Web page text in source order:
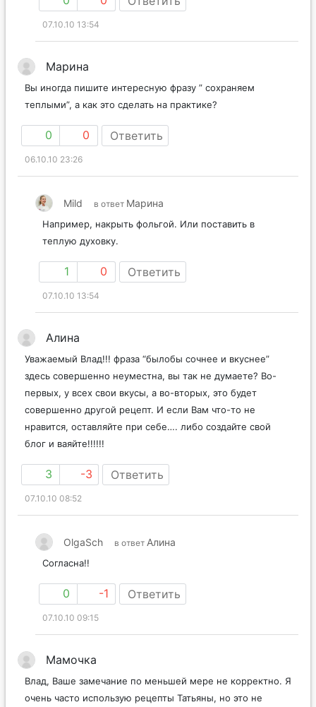
07.10.10 13:54
Марина
Вы иногда пишите интересную фразу ” сохраняем
теплыми”, а как это сделать на практике?
0 0 Ответить
06.10.10 23:26
Mild в ответ Марина
Например, накрыть фольгой. Или поставить в
теплую духовку.
1 0 Ответить
07.10.10 13:54
Алина
Уважаемый Влад!!! фраза “былобы сочнее и вкуснее”
здесь совершенно неуместна, вы так не думаете? Во-
первых, у всех свои вкусы, а во-вторых, это будет
совершенно другой рецепт. И если Вам что-то не
нравится, оставляйте при себе…. либо создайте свой
блог и ваяйте!!!!!!
3 -3 Ответить
07.10.10 08:52
OlgaSch в ответ Алина
Согласна!!
0 -1 Ответить
07.10.10 09:15
Мамочка
Влад, Ваше замечание по меньшей мере не корректно. Я
очень часто использую рецепты Татьяны, но это не